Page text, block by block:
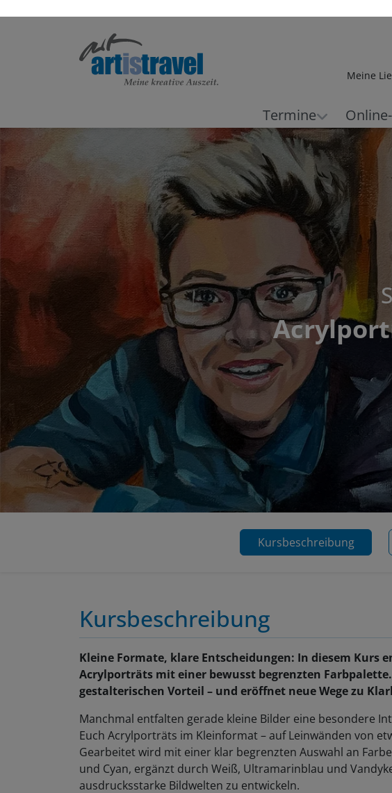
Kursbeschreibung
Kursbeschreibung
Kleine Formate, klare Entscheidungen: In diesem Kurs
Acrylporträts mit einer bewusst begrenzten
gestalterischen Vorteil – und eröffnet neue Wege zu
Manchmal entfalten gerade kleine Bilder eine besondere
Euch Acrylporträts im Kleinformat – auf Leinwänden von
Gearbeitet wird mit einer klar begrenzten Auswahl an
und Cyan, ergänzt durch Weiß, Ultramarinblau und
ausdrucksstarke Bildwelten zu entwickeln.